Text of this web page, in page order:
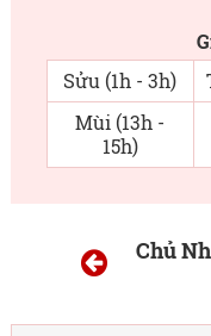
Sửu (1h - 3h)
Mùi (13h -
15h)
Chủ